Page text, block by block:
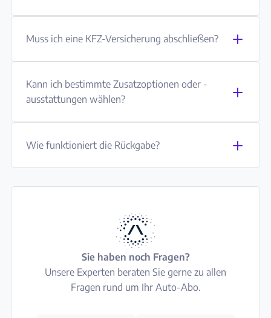
Muss ich eine KFZ-Versicherung abschließen?
Kann ich bestimmte Zusatzoptionen oder -
ausstattungen wählen?
Wie funktioniert die Rückgabe?
Sie haben noch Fragen?
Unsere Experten beraten Sie gerne zu allen
Fragen rund um Ihr Auto-Abo.